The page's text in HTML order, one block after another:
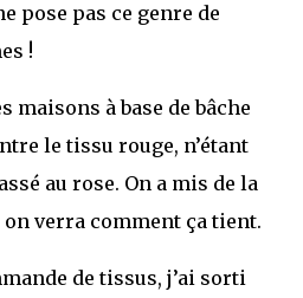
pose pas ce genre de
!
maisons à base de bâche
le tissu rouge, n’étant
au rose. On a mis de la
verra comment ça tient.
de tissus, j’ai sorti